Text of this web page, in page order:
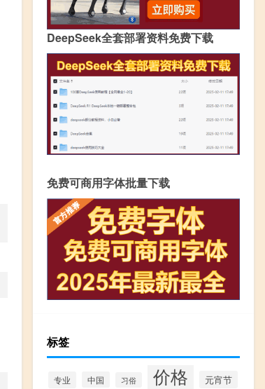
DeepSeek全套部署资料免费下载
免费可商用字体批量下载
标签
专业 中国 习俗 价格 元宵节